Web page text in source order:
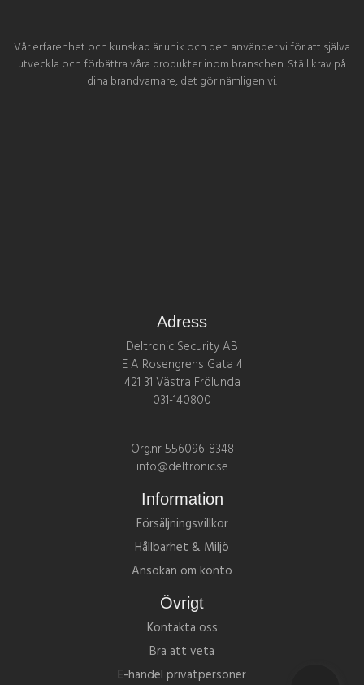
Vår erfarenhet och kunskap är unik och den använder vi för att själva
utveckla och förbättra våra produkter inom branschen. Ställ krav på
dina brandvarnare, det gör nämligen vi.
Adress
Deltronic Security AB
E A Rosengrens Gata 4
421 31 Västra Frölunda
031-140800
Org.nr 556096-8348
info@deltronic.se
Information
Försäljningsvillkor
Hållbarhet & Miljö
Ansökan om konto
Övrigt
Kontakta oss
Bra att veta
E-handel privatpersoner